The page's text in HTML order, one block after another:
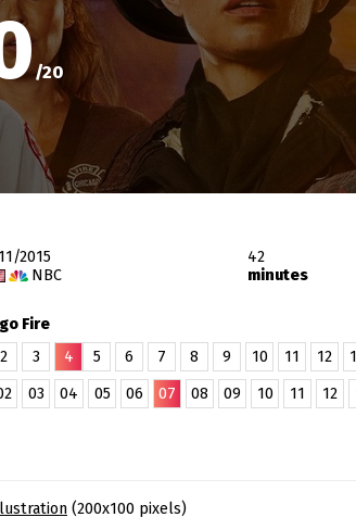
/20
2015
NBC
42
minutes
Fire
2 3 4 5 6 7 8 9 10 11 12
03 04 05 06 07 08 09 10 11 12
(200x100 pixels)